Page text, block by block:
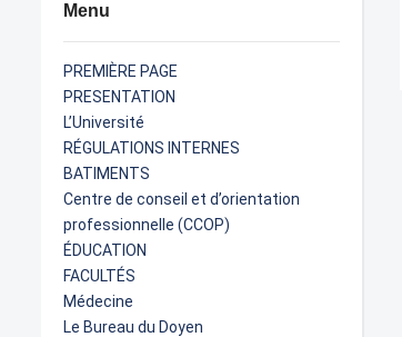
Menu
PREMIÈRE PAGE
PRESENTATION
L’Université
RÉGULATIONS INTERNES
BATIMENTS
Centre de conseil et d’orientation
professionnelle (CCOP)
ÉDUCATION
FACULTÉS
Médecine
Le Bureau du Doyen